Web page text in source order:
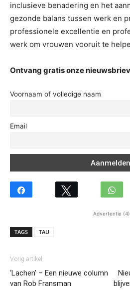
inclusieve benadering en het
gezonde balans tussen werk en
professionele excellentie en
werk om vrouwen vooruit te
Ontvang gratis onze
Voornaam of volledige naam
Email
Advertentie (4)
TAGS TAU
Vorig artikel
‘Lachen’ – Een nieuwe column
van Rob Fransman